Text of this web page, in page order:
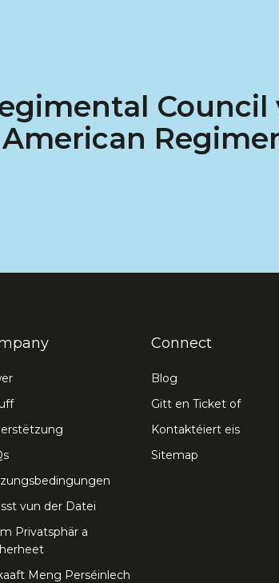
Council
vun der Datei
Privatsphär a
Meng Perséinlech
Connect
Blog
Gitt en Ticket of
Kontaktéiert eis
Sitemap